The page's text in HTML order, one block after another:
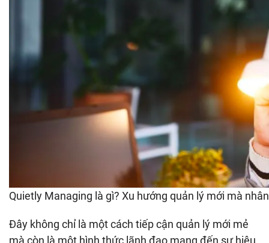
Quietly Managing là gì? Xu hướng quản lý mới mà
Đây không chỉ là một cách tiếp cận quản lý mới mẻ
mà còn là một hình thức lãnh đạo mang đến sự hiệu